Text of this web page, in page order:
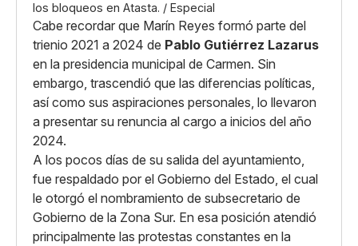
los bloqueos en Atasta. / Especial
Cabe recordar que Marín Reyes formó parte del
trienio 2021 a 2024 de Pablo Gutiérrez Lazarus
en la presidencia municipal de Carmen. Sin
embargo, trascendió que las diferencias políticas,
así como sus aspiraciones personales, lo llevaron
a presentar su renuncia al cargo a inicios del año
2024.
A los pocos días de su salida del ayuntamiento,
fue respaldado por el Gobierno del Estado, el cual
le otorgó el nombramiento de subsecretario de
Gobierno de la Zona Sur. En esa posición atendió
principalmente las protestas constantes en la